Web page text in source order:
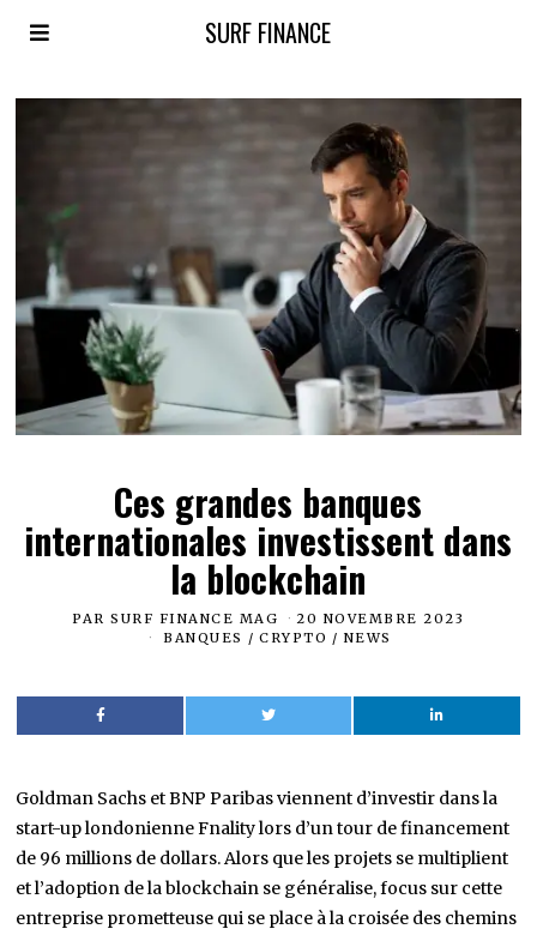
SURF FINANCE
Ces grandes banques
internationales investissent dans
la blockchain
PARSURF FINANCE MAG
20 NOVEMBRE 2023
BANQUES / CRYPTO / NEWS
Goldman Sachs et BNP Paribas viennent d’investir dans la
start-up londonienne Fnality lors d’un tour de financement
de 96 millions de dollars. Alors que les projets se multiplient
et l’adoption de la blockchain se généralise, focus sur cette
entreprise prometteuse qui se place à la croisée des chemins